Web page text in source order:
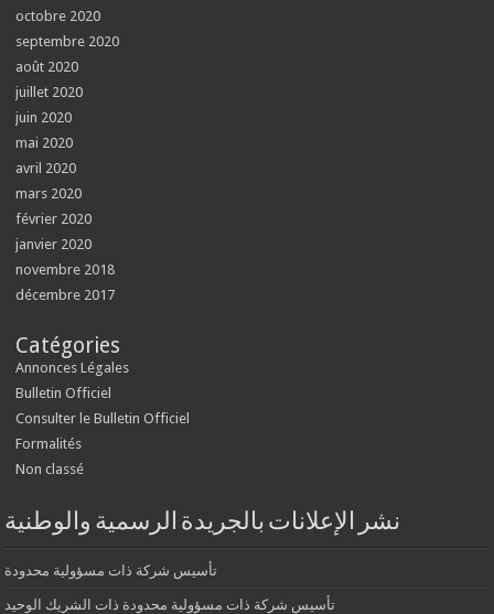
octobre 2020
septembre 2020
août 2020
juillet 2020
juin 2020
mai 2020
avril 2020
mars 2020
février 2020
janvier 2020
novembre 2018
décembre 2017
Catégories
Annonces Légales
Bulletin Officiel
Consulter le Bulletin Officiel
Formalités
Non classé
نشر الإعلانات بالجريدة الرسمية والوطنية
تأسيس شركة ذات مسؤولية محدودة
تأسيس شركة ذات مسؤولية محدودة ذات الشريك الوحيد